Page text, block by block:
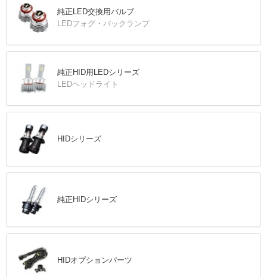
純正LED交換用バルブ
LEDフォグ・バックランプ
純正HID用LEDシリーズ
LEDヘッドライト
HIDシリーズ
純正HIDシリーズ
HIDオプションパーツ